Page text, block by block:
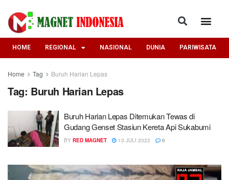
HOME REGIONAL NASIONAL DUNIA PARIWISATA
Home Tag Buruh Harian Lepas
Tag: Buruh Harian Lepas
Buruh Harian Lepas Ditemukan Tewas di
Gudang Genset Stasiun Kereta Api Sukabumi
BY RED MAGNET 13 JULI 2022 0